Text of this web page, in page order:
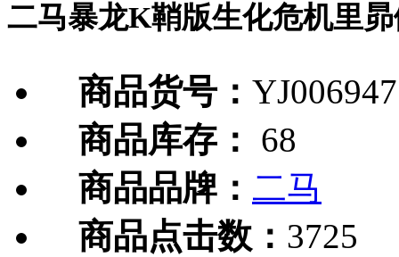
二马暴龙K鞘版生化危机里
商品货号： YJ006947
商品库存：
68
商品品牌： 二马
商品点击数： 3725